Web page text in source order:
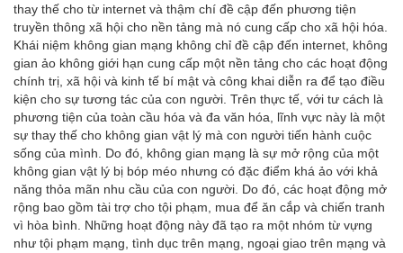
thay thế cho từ internet và thậm chí đề cập đến phương tiện
truyền thông xã hội cho nền tảng mà nó cung cấp cho xã hội hóa.
Khái niệm không gian mạng không chỉ đề cập đến internet, không
gian ảo không giới hạn cung cấp một nền tảng cho các hoạt động
chính trị, xã hội và kinh tế bí mật và công khai diễn ra để tạo điều
kiện cho sự tương tác của con người. Trên thực tế, với tư cách là
phương tiện của toàn cầu hóa và đa văn hóa, lĩnh vực này là một
sự thay thế cho không gian vật lý mà con người tiến hành cuộc
sống của mình. Do đó, không gian mạng là sự mở rộng của một
không gian vật lý bị bóp méo nhưng có đặc điểm khá ảo với khả
năng thỏa mãn nhu cầu của con người. Do đó, các hoạt động mở
rộng bao gồm tài trợ cho tội phạm, mua để ăn cắp và chiến tranh
vì hòa bình. Những hoạt động này đã tạo ra một nhóm từ vựng
như tội phạm mạng, tình dục trên mạng, ngoại giao trên mạng và